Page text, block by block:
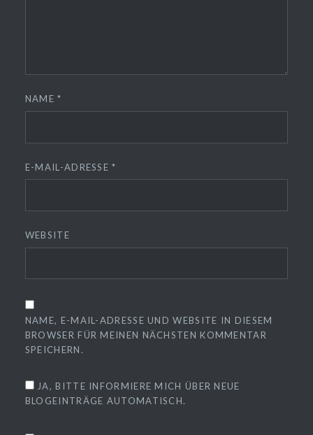
NAME*
E-MAIL-ADRESSE*
WEBSITE
NAME, E-MAIL-ADRESSE UND WEBSITE IN DIESEM
BROWSER FÜR MEINEN NÄCHSTEN KOMMENTAR
SPEICHERN.
JA, BITTE INFORMIERE MICH ÜBER NEUE
BLOGEINTRÄGE AUTOMATISCH.